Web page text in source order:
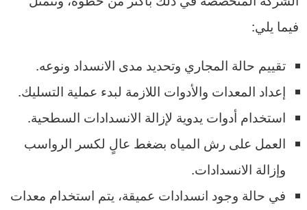
فيما يلي:
تقييم حالة المجاري وتحديد مدى الانسداد ونوعه.
إعداد المعدات والأدوات اللازمة لبدء عملية التسليك.
استخدام أدوات يدوية لإزالة الانسدادات السطحية.
العمل على رش المياه بضغط عالٍ لكسر الرواسب
وإزالة الانسدادات.
في حالة وجود انسدادات عميقة، يتم استخدام معدات